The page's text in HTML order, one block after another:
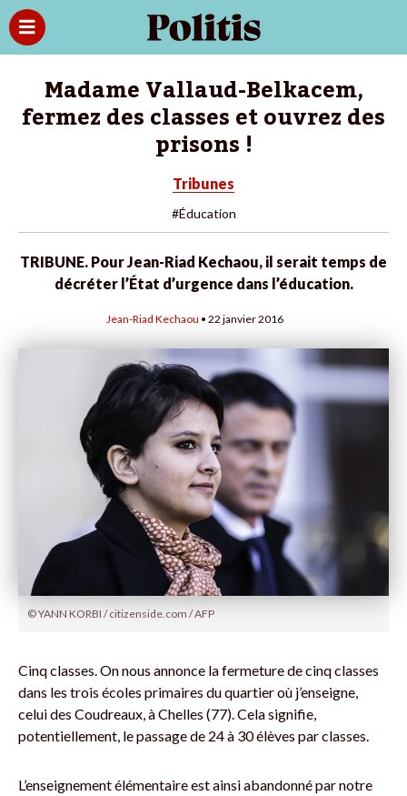
Madame Vallaud-Belkacem,
fermez des classes et ouvrez des
prisons !
Tribunes
#Éducation
TRIBUNE. Pour Jean-Riad Kechaou, il serait temps de
décréter l’État d’urgence dans l’éducation.
Jean-Riad Kechaou • 22 janvier 2016
© YANN KORBI / citizenside.com / AFP
Cinq classes. On nous annonce la fermeture de cinq classes
dans les trois écoles primaires du quartier où j’enseigne,
celui des Coudreaux, à Chelles (77). Cela signifie,
potentiellement, le passage de 24 à 30 élèves par classes.
L’enseignement élémentaire est ainsi abandonné par notre